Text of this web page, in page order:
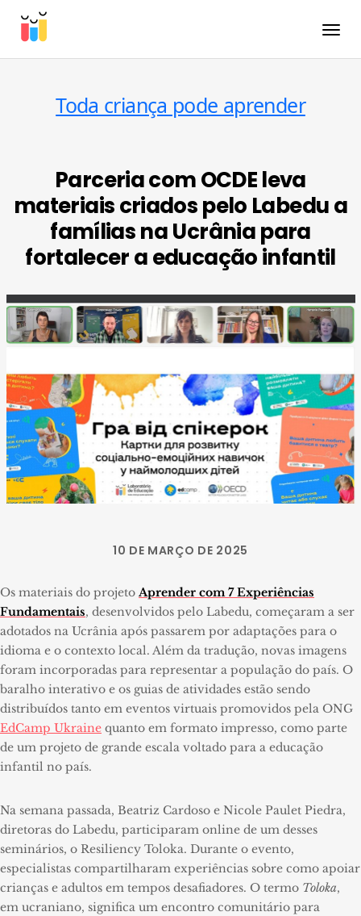
Toda criança pode aprender
Parceria com OCDE leva
materiais criados pelo Labedu a
famílias na Ucrânia para
fortalecer a educação infantil
10 DE MARÇO DE 2025
Os materiais do projetoAprender com 7 Experiências
Fundamentais, desenvolvidos pelo Labedu, começaram a ser
adotados na Ucrânia após passarem por adaptações para o
idioma e o contexto local. Além da tradução, novas imagens
foram incorporadas para representar a população do país. O
baralho interativo e os guias de atividades estão sendo
distribuídos tanto em eventos virtuais promovidos pela ONG
EdCamp Ukraine quanto em formato impresso, como parte
de um projeto de grande escala voltado para a educação
infantil no país.
Na semana passada, Beatriz Cardoso e Nicole Paulet Piedra,
diretoras do Labedu, participaram online de um desses
seminários, o Resiliency Toloka. Durante o evento,
especialistas compartilharam experiências sobre como apoiar
crianças e adultos em tempos desafiadores. O termo Toloka,
em ucraniano, significa um encontro comunitário para